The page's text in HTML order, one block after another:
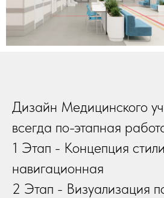
Дизайн Медицинского
всегда по-этапная
1 Этап - Концепция
навигационная
2 Этап - Визуализация